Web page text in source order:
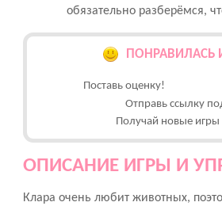
обязательно разберёмся,
ПОНРАВИЛАСЬ
Поставь оценку!
Отправь ссылку
Получай новые игры
ОПИСАНИЕ ИГРЫ И
Клара очень любит животных,